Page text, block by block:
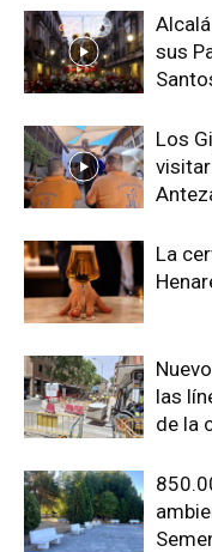
sus
Los
La
las
de la